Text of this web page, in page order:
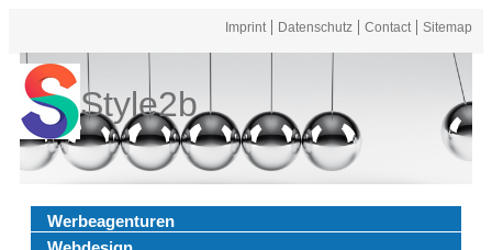
Imprint Datenschutz Contact Sitemap
Style2b
Werbeagenturen